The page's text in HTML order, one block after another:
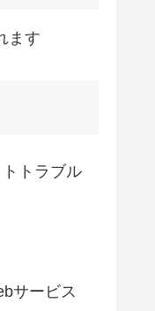
ます
トラブル
サービス